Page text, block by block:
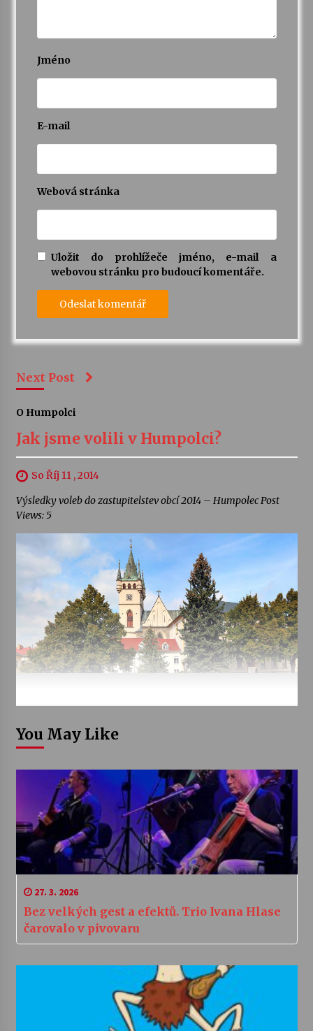
Jméno
E-mail
Webová stránka
Uložit do prohlížeče jméno, e-mail a
webovou stránku pro budoucí komentáře.
Next Post
O Humpolci
Jak jsme volili v Humpolci?
So Říj 11 , 2014
Výsledky voleb do zastupitelstev obcí 2014 – Humpolec Post
Views: 5
You May Like
27. 3. 2026
Bez velkých gest a efektů. Trio Ivana Hlase
čarovalo v pivovaru